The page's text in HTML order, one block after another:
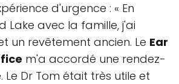
d'urgence : « En
Lake avec la famille, j'ai
un revêtement ancien. Le Ear
m'a accordé une rendez-
Le Dr Tom était très utile et